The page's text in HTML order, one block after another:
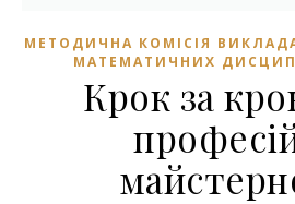
МЕТОДИЧНА КОМІСІЯ
МАТЕМАТИЧНИХ
Крок за